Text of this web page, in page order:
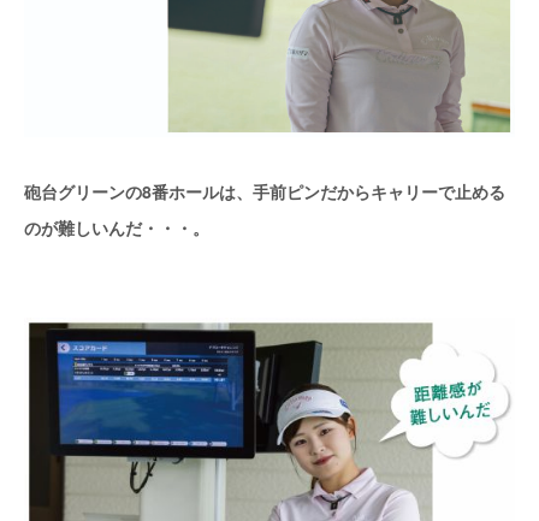
砲台グリーンの8番ホールは、手前ピンだからキャリーで止める
のが難しいんだ・・・。